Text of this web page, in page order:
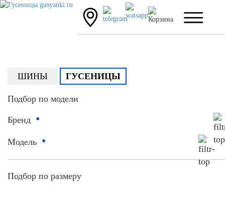
ШИНЫ ГУСЕНИЦЫ
Подбор по модели
Бренд •
Модель •
Подбор по размеру